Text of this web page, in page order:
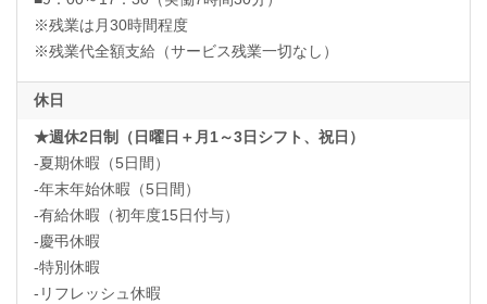
※残業は月30時間程度
※残業代全額支給（サービス残業一切なし）
休日
★週休2日制（日曜日＋月1～3日シフト、祝日）
-夏期休暇（5日間）
-年末年始休暇（5日間）
-有給休暇（初年度15日付与）
-慶弔休暇
-特別休暇
-リフレッシュ休暇